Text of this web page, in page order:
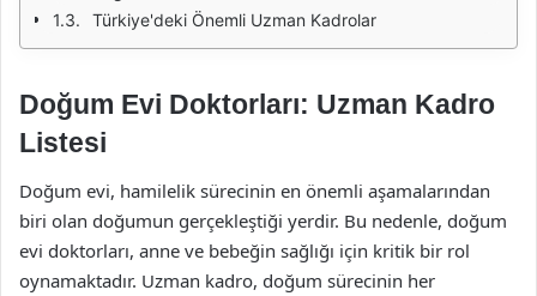
Türkiye'deki Önemli Uzman Kadrolar
Doğum Evi Doktorları: Uzman Kadro
Listesi
Doğum evi, hamilelik sürecinin en önemli aşamalarından
biri olan doğumun gerçekleştiği yerdir. Bu nedenle, doğum
evi doktorları, anne ve bebeğin sağlığı için kritik bir rol
oynamaktadır. Uzman kadro, doğum sürecinin her